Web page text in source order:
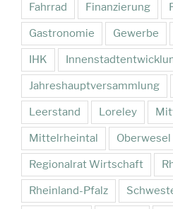
Fahrrad Finanzierung
Gastronomie Gewerbe
IHK
Jahreshauptversammlung
Leerstand Loreley
Mittelrheintal Oberwesel
Regionalrat Wirtschaft
Rheinland-Pfalz